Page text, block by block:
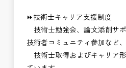
⏩技術士キャリア支援制度
技術士勉強会、論文添削サ
技術者コミュニティ参加など、
技術士取得およびキャリア